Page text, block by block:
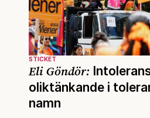
STICKET
Eli Göndör:
oliktänkande i
namn